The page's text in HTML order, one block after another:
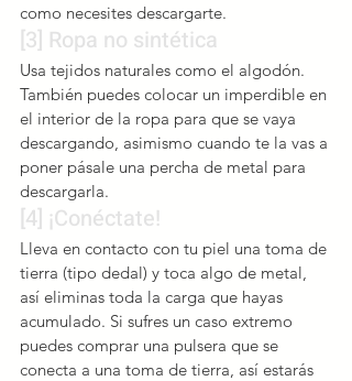
como necesites descargarte.
[3] Ropa no sintética
Usa tejidos naturales como el algodón.
También puedes colocar un imperdible en
el interior de la ropa para que se vaya
descargando, asimismo cuando te la vas a
poner pásale una percha de metal para
descargarla.
[4] ¡Conéctate!
Lleva en contacto con tu piel una toma de
tierra (tipo dedal) y toca algo de metal,
así eliminas toda la carga que hayas
acumulado. Si sufres un caso extremo
puedes comprar una pulsera que se
conecta a una toma de tierra, así estarás